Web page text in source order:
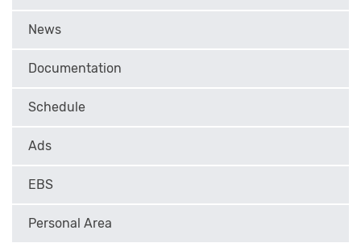
News
Documentation
Schedule
Ads
EBS
Personal Area